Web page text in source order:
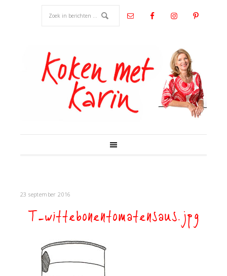
23 september 2016
T-wittebonentomatensaus.jpg